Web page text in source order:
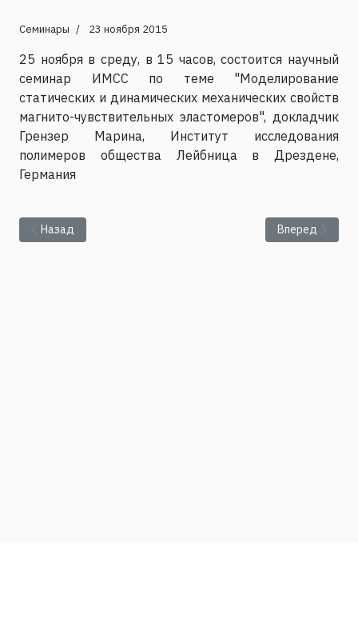
Семинары 23 ноября 2015
25 ноября в среду, в 15 часов, состоится научный
семинар ИМСС по теме "Моделирование
статических и динамических механических свойств
магнито-чувствительных эластомеров", докладчик
Грензер Марина, Институт исследования
полимеров общества Лейбница в Дрездене,
Германия
Предыдущий: Лекции профессоров Высшей нормальной
Назад Следующий:
Вперед